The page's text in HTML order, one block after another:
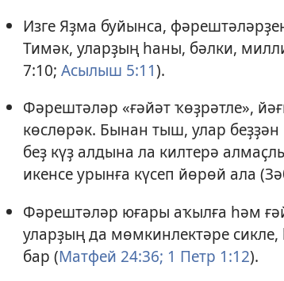
Изге Яҙма буйынса,
Тимәк, уларҙың һаны, бәлки,
7:10; Асылыш 5:11).
Фәрештәләр «ғәйәт ҡөҙрәтле»,
көслөрәк. Бынан тыш, улар
беҙ күҙ алдына ла килтерә
икенсе урынға күсеп йөрөй ала (
Фәрештәләр юғары аҡылға һәм
уларҙың да мөмкинлектәре
бар (Матфей 24:36; 1 Петр 1:12).